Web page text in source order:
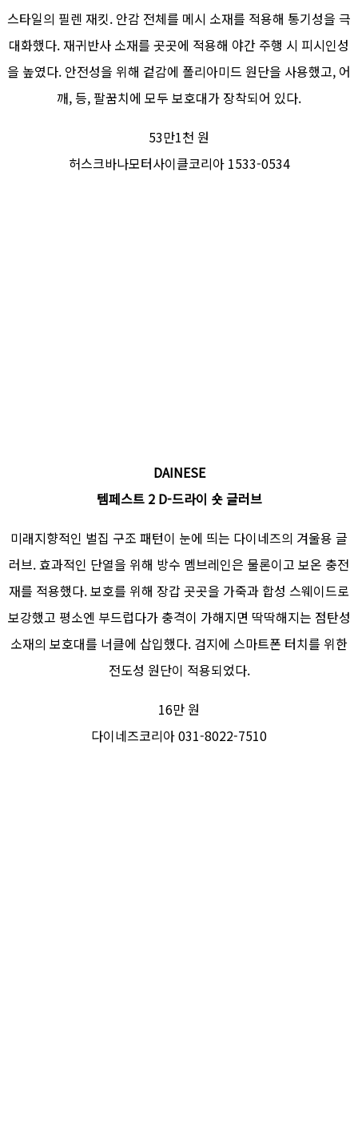
스타일의 필렌 재킷. 안감 전체를 메시 소재를 적용해 통기성을 극
대화했다. 재귀반사 소재를 곳곳에 적용해 야간 주행 시 피시인성
을 높였다. 안전성을 위해 겉감에 폴리아미드 원단을 사용했고, 어
깨, 등, 팔꿈치에 모두 보호대가 장착되어 있다.
53만1천 원
허스크바나모터사이클코리아 1533-0534
DAINESE
템페스트 2 D-드라이 숏 글러브
미래지향적인 벌집 구조 패턴이 눈에 띄는 다이네즈의 겨울용 글
러브. 효과적인 단열을 위해 방수 멤브레인은 물론이고 보온 충전
재를 적용했다. 보호를 위해 장갑 곳곳을 가죽과 합성 스웨이드로
보강했고 평소엔 부드럽다가 충격이 가해지면 딱딱해지는 점탄성
소재의 보호대를 너클에 삽입했다. 검지에 스마트폰 터치를 위한
전도성 원단이 적용되었다.
16만 원
다이네즈코리아 031-8022-7510